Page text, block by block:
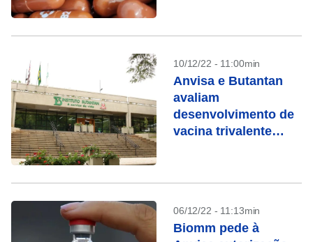
10/12/22 - 11:00min
Anvisa e Butantan
avaliam
desenvolvimento de
vacina trivalente
06/12/22 - 11:13min
Biomm pede à